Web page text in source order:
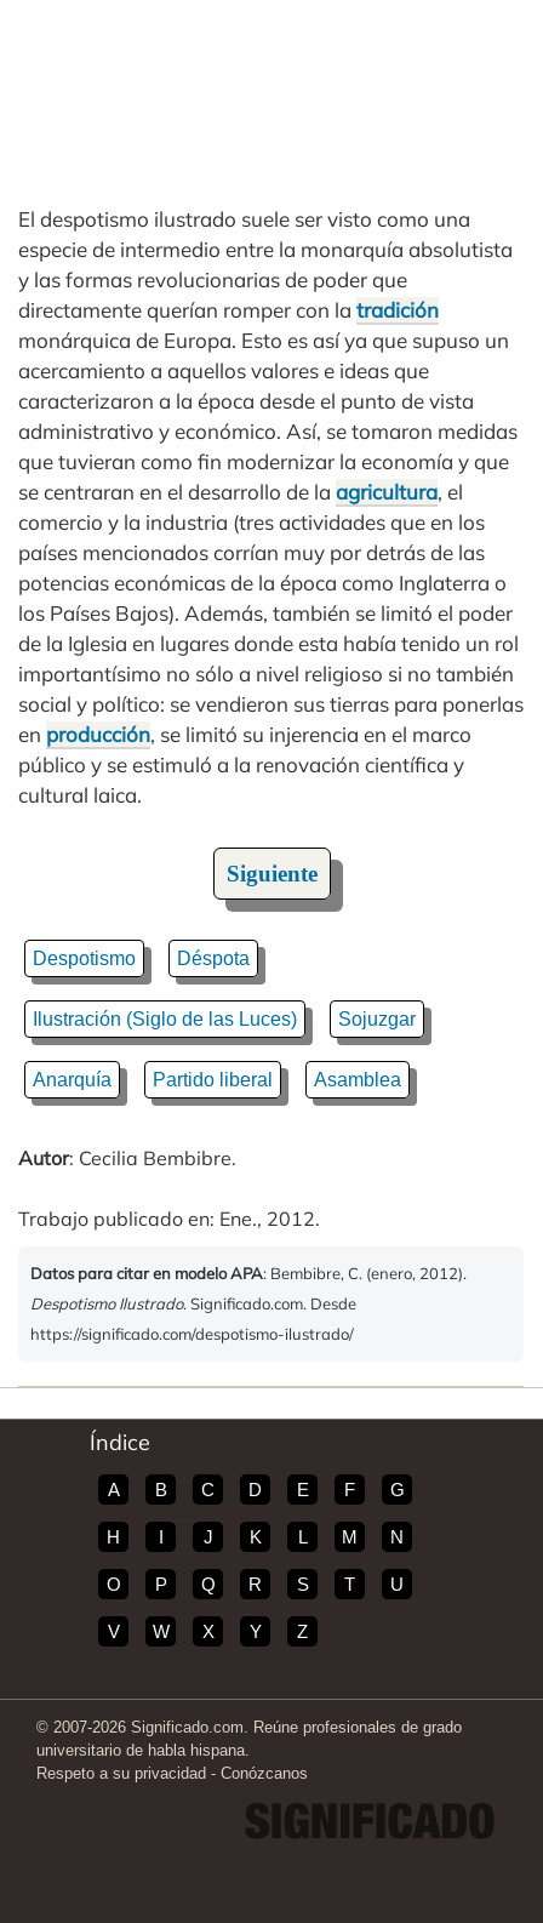
El despotismo ilustrado suele ser visto como una
especie de intermedio entre la monarquía absolutista
y las formas revolucionarias de poder que
directamente querían romper con la tradición
monárquica de Europa. Esto es así ya que supuso un
acercamiento a aquellos valores e ideas que
caracterizaron a la época desde el punto de vista
administrativo y económico. Así, se tomaron medidas
que tuvieran como fin modernizar la economía y que
se centraran en el desarrollo de la agricultura, el
comercio y la industria (tres actividades que en los
países mencionados corrían muy por detrás de las
potencias económicas de la época como Inglaterra o
los Países Bajos). Además, también se limitó el poder
de la Iglesia en lugares donde esta había tenido un rol
importantísimo no sólo a nivel religioso si no también
social y político: se vendieron sus tierras para ponerlas
en producción, se limitó su injerencia en el marco
público y se estimuló a la renovación científica y
cultural laica.
Siguiente
Despotismo Déspota
Ilustración (Siglo de las Luces) Sojuzgar
Anarquía Partido liberal Asamblea
Autor: Cecilia Bembibre.
Trabajo publicado en: Ene., 2012.
Datos para citar en modelo APA: Bembibre, C. (enero, 2012).
Despotismo Ilustrado. Significado.com. Desde
https://significado.com/despotismo-ilustrado/
Índice
A B C D E F G
H I J K L M N
O P Q R S T U
V W X Y Z
© 2007-2026 Significado.com. Reúne profesionales de grado
universitario de habla hispana.
Respeto a su privacidad - Conózcanos